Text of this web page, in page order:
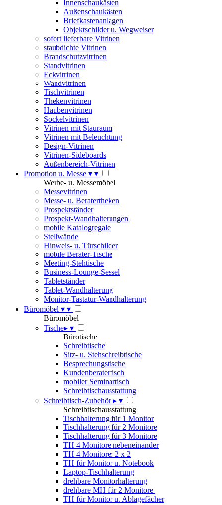
Innenschaukästen
Außenschaukästen
Briefkastenanlagen
Objektschilder u. Wegweiser
sofort lieferbare Vitrinen
staubdichte Vitrinen
Brandschutzvitrinen
Standvitrinen
Eckvitrinen
Wandvitrinen
Tischvitrinen
Thekenvitrinen
Haubenvitrinen
Sockelvitrinen
Vitrinen mit Stauraum
Vitrinen mit Beleuchtung
Design-Vitrinen
Vitrinen-Sideboards
Außenbereich-Vitrinen
Promotion u. Messe ▾ ▾
Werbe- u. Messemöbel
Messevitrinen
Messe- u. Beratertheken
Prospektständer
Prospekt-Wandhalterungen
mobile Katalogregale
Stellwände
Hinweis- u. Türschilder
mobile Berater-Tische
Meeting-Stehtische
Business-Lounge-Sessel
Tabletständer
Tablet-Wandhalterung
Monitor-Tastatur-Wandhalterung
Büromöbel ▾ ▾
Büromöbel
Tische▸ ▾
Bürotische
Schreibtische
Sitz- u. Stehschreibtische
Besprechungstische
Kundenberatertisch
mobiler Seminartisch
Schreibtischausstattung
Schreibtisch-Zubehör▸ ▾
Schreibtischausstattung
Tischhalterung für 1 Monitor
Tischhalterung für 2 Monitore
Tischhalterung für 3 Monitore
TH 4 Monitore nebeneinander
TH 4 Monitore: 2 x 2
TH für Monitor u. Notebook
Laptop-Tischhalterung
drehbare Monitorhalterung
drehbare MH für 2 Monitore
TH für Monitor u. Ablagefächer